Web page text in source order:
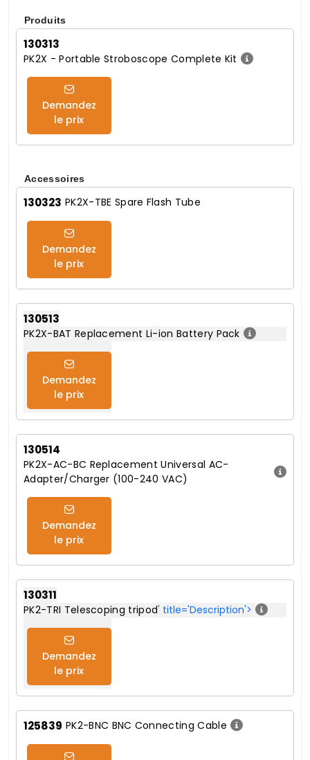
Produits
130313
PK2X - Portable Stroboscope Complete Kit
Demandez
le prix
Accessoires
130323 PK2X-TBE Spare Flash Tube
Demandez
le prix
130513
PK2X-BAT Replacement Li-ion Battery Pack
Demandez
le prix
130514
PK2X-AC-BC Replacement Universal AC-
Adapter/Charger (100-240 VAC)
Demandez
le prix
130311
PK2-TRI Telescoping tripod' title='Description'>
Demandez
le prix
125839 PK2-BNC BNC Connecting Cable